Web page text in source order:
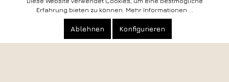
Kontakt
Datenschutz
Impressum
Erfahrung bieten zu können. Mehr Informationen ...
Ablehnen Konfigurieren